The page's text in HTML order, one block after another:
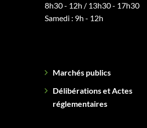
8h30 - 12h / 13h30 - 17h30
Samedi : 9h - 12h
Marchés publics
Délibérations et Actes
réglementaires